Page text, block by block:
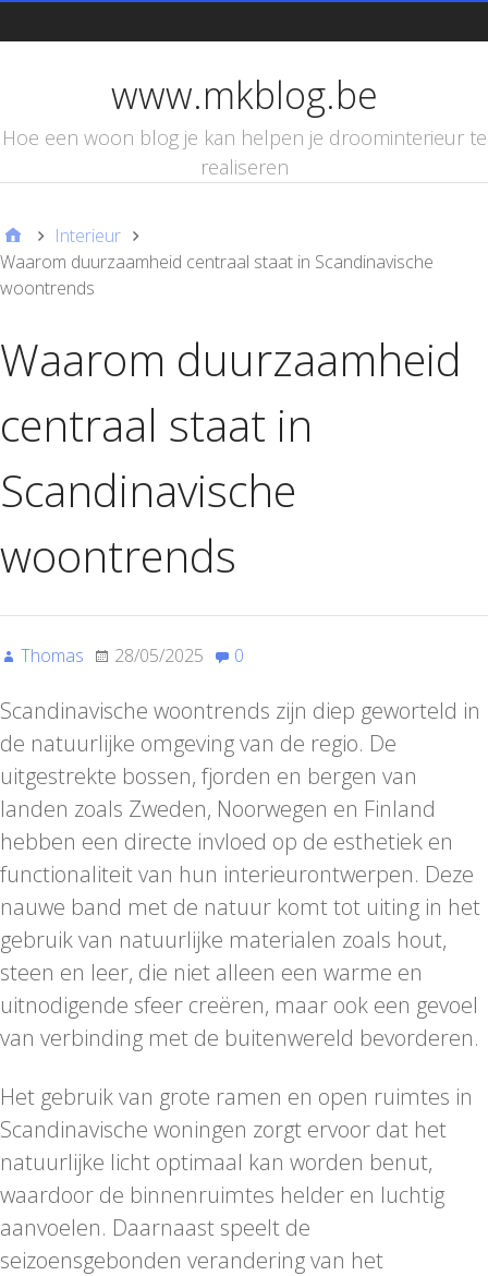
www.mkblog.be
Hoe een woon blog je kan helpen je droominterieur te
realiseren
Interieur
Waarom duurzaamheid centraal staat in Scandinavische
woontrends
Waarom duurzaamheid
centraal staat in
Scandinavische
woontrends
Thomas 28/05/2025 0
Scandinavische woontrends zijn diep geworteld in
de natuurlijke omgeving van de regio. De
uitgestrekte bossen, fjorden en bergen van
landen zoals Zweden, Noorwegen en Finland
hebben een directe invloed op de esthetiek en
functionaliteit van hun interieurontwerpen. Deze
nauwe band met de natuur komt tot uiting in het
gebruik van natuurlijke materialen zoals hout,
steen en leer, die niet alleen een warme en
uitnodigende sfeer creëren, maar ook een gevoel
van verbinding met de buitenwereld bevorderen.
Het gebruik van grote ramen en open ruimtes in
Scandinavische woningen zorgt ervoor dat het
natuurlijke licht optimaal kan worden benut,
waardoor de binnenruimtes helder en luchtig
aanvoelen. Daarnaast speelt de
seizoensgebonden verandering van het